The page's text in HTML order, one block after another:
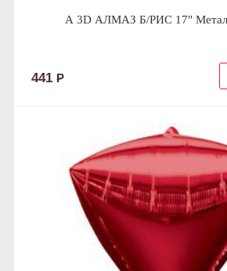
А 3D АЛМАЗ Б/РИС 17"
441 Р